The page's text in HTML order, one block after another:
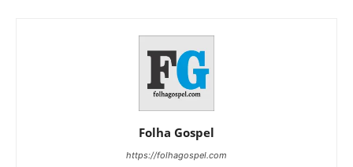
Folha Gospel
https://folhagospel.com